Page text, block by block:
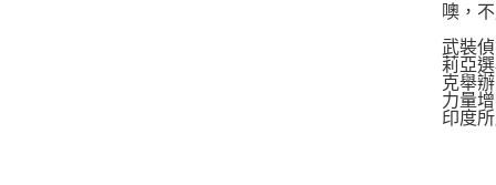
噢，
武裝
莉亞
克舉
力量
印度